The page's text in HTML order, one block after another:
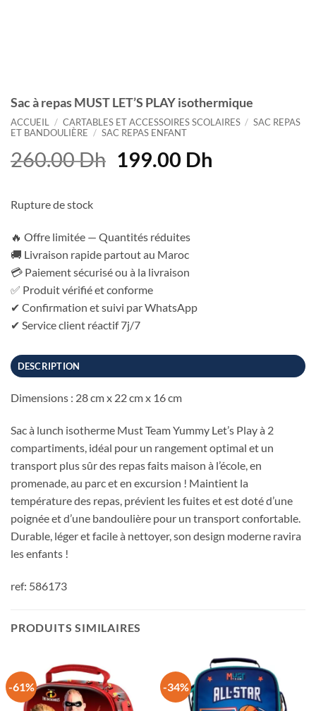
Sac à repas MUST LET’S PLAY isothermique
ACCUEIL / CARTABLES ET ACCESSOIRES SCOLAIRES / SAC REPAS
ET BANDOULIÈRE / SAC REPAS ENFANT
260.00Dh Le
260.00 Dh.
199.00 DhLe
Rupture de stock
🔥 Offre limitée — Quantités réduites
🚚 Livraison rapide partout au Maroc
💳 Paiement sécurisé ou à la livraison
✅ Produit vérifié et conforme
✔ Confirmation et suivi par WhatsApp
✔ Service client réactif 7j/7
DESCRIPTION
Dimensions : 28 cm x 22 cm x 16 cm
Sac à lunch isotherme Must Team Yummy Let’s Play à 2
compartiments, idéal pour un rangement optimal et un
transport plus sûr des repas faits maison à l’école, en
promenade, au parc et en excursion ! Maintient la
température des repas, prévient les fuites et est doté d’une
poignée et d’une bandoulière pour un transport confortable.
Durable, léger et facile à nettoyer, son design moderne ravira
les enfants !
ref: 586173
PRODUITS SIMILAIRES
-61% -34%